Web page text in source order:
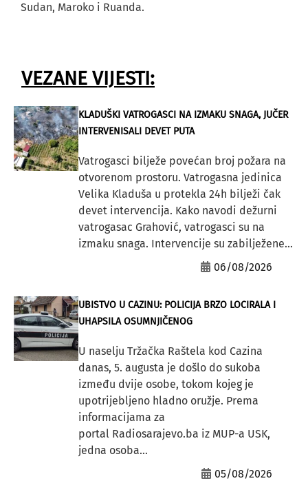
Sudan, Maroko i Ruanda.
VEZANE VIJESTI:
KLADUŠKI VATROGASCI NA IZMAKU SNAGA, JUČER
INTERVENISALI DEVET PUTA
Vatrogasci bilježe povećan broj požara na
otvorenom prostoru. Vatrogasna jedinica
Velika Kladuša u protekla 24h bilježi čak
devet intervencija. Kako navodi dežurni
vatrogasac Grahović, vatrogasci su na
izmaku snaga. Intervencije su zabilježene...
06/08/2026
UBISTVO U CAZINU: POLICIJA BRZO LOCIRALA I
UHAPSILA OSUMNJIČENOG
U naselju Tržačka Raštela kod Cazina
danas, 5. augusta je došlo do sukoba
između dvije osobe, tokom kojeg je
upotrijebljeno hladno oružje. Prema
informacijama za
portal Radiosarajevo.ba iz MUP-a USK,
jedna osoba...
05/08/2026